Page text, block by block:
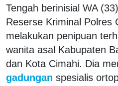
Tengah berinisial WA
Reserse Kriminal Polres
melakukan penipuan
wanita asal Kabupaten
dan Kota Cimahi. Dia
gadungan spesialis